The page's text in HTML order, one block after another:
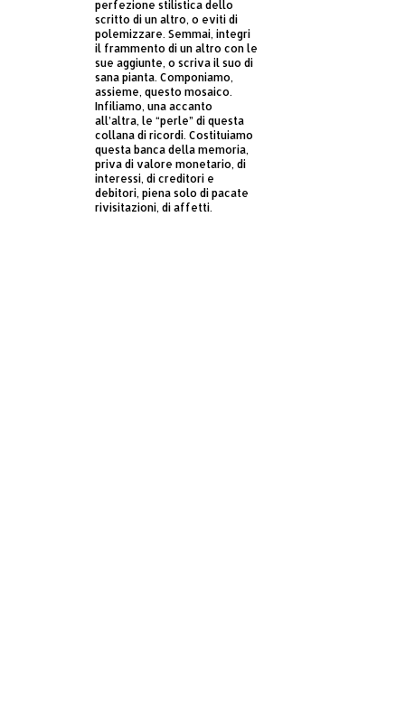
perfezione stilistica dello
scritto di un altro, o eviti di
polemizzare. Semmai, integri
il frammento di un altro con le
sue aggiunte, o scriva il suo di
sana pianta. Componiamo,
assieme, questo mosaico.
Infiliamo, una accanto
all’altra, le “perle” di questa
collana di ricordi. Costituiamo
questa banca della memoria,
priva di valore monetario, di
interessi, di creditori e
debitori, piena solo di pacate
rivisitazioni, di affetti.